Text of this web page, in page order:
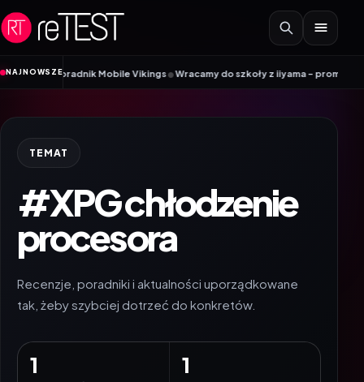
Przejdź do treści
NAJNOWSZE
Poradnik Mobile Vikings•Wracamy do szkoły z iiyama – promocja Back
TEMAT
#XPG chłodzenie
procesora
Recenzje, poradniki i aktualności uporządkowane
tak, żeby szybciej dotrzeć do konkretów.
1 1